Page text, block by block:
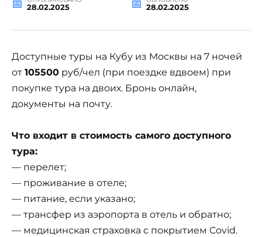
28.02.2025 28.02.2025
Доступные туры на Кубу из Москвы на 7 ночей
от 105500 руб/чел (при поездке вдвоем) при
покупке тура на двоих. Бронь онлайн,
документы на почту.
Что входит в стоимость самого доступного
тура:
— перелет;
— проживание в отеле;
— питание, если указано;
— трансфер из аэропорта в отель и обратно;
— медицинская страховка с покрытием Covid.